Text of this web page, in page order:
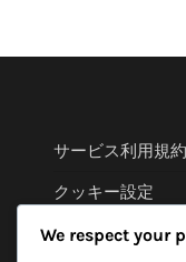
サービス利用規約
クッキー設定
お問い合わせ
We respect your